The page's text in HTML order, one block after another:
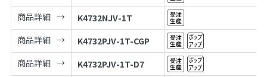
商品詳細
K4732NJV-1T
商品詳細
K4732PJV-1T-CGP
商品詳細
K4732PJV-1T-D7